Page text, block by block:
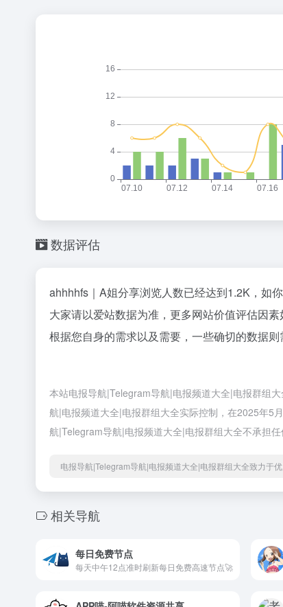
数据评估
ahhhhfs｜A姐分享浏览人数已经达到1.2K，如
大家请以爱站数据为准，更多网站价值评估因
根据您自身的需求以及需要，一些确切的数据
本站电报导航|Telegram导航|电报频道大全|电报群组
航|电报频道大全|电报群组大全实际控制，在2025年5
航|Telegram导航|电报频道大全|电报群组大全不承担任
电报导航|Telegram导航|电报频道大全|电报群组大全致力于
相关导航
每日免费节点
每天中午12点准时刷新每日免费高速节点🚀